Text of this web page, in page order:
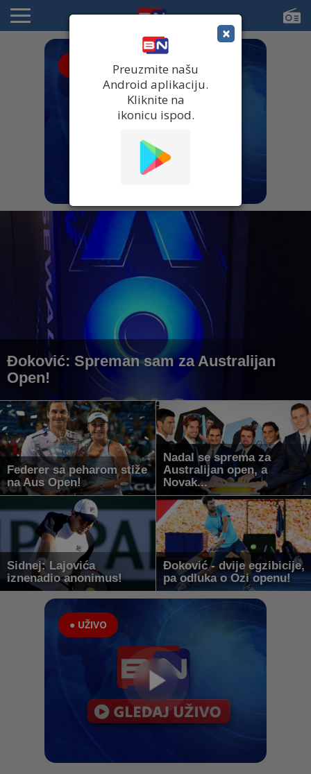
Đoković: Spreman sam za Australijan
Open!
Federer sa peharom stiže
na Aus Open!
Nadal se sprema za
Australijan open, a
Novak...
Sidnej: Lajovića
iznenadio anonimus!
Đoković - dvije egzibicije,
pa odluka o Ozi openu!
● UŽIVO
×
Preuzmite našu
Android aplikaciju.
Kliknite na
ikonicu ispod.